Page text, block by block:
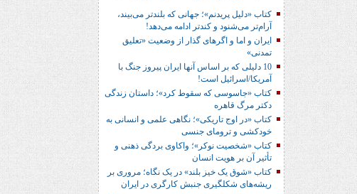
کتاب «دلیل پریدنم»؛ جهانی که بلندتر می‌بیند،
آرام‌تر می‌شنود و کندتر ادامه می‌دهد!
ایران و اما و اگرهای گذار از وضعیت «تعلیق
تمدنی»
10 دلیلی که بر اساس آنها ایران پیروز جنگ با
آمریکا/اسرائیل است!
کتاب «جاسوسی که سقوط کرد»؛ داستان زندگی
دکتر مرگ قاهره
کتاب «در اوج تاریکی»؛ نگاهی علمی و انسانی به
خودکشی و ترومای جنسی
کتاب «شخصیت نوکر»؛ واکاوی بردگی ذهنی و
تأثیر آن بر هویت انسان
کتاب «شوق یک خیز بلند» در یک نگاه؛ مروری بر
ریشه‌های شکل‎گیری جنبش کارگری در ایران